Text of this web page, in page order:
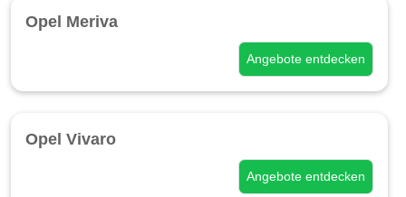
Opel Meriva
Angebote entdecken
Opel Vivaro
Angebote entdecken